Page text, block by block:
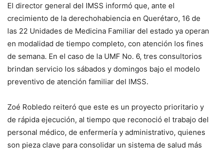
El director general del IMSS informó que, ante el
crecimiento de la derechohabiencia en Querétaro, 16 de
las 22 Unidades de Medicina Familiar del estado ya operan
en modalidad de tiempo completo, con atención los fines
de semana. En el caso de la UMF No. 6, tres consultorios
brindan servicio los sábados y domingos bajo el modelo
preventivo de atención familiar del IMSS.
Zoé Robledo reiteró que este es un proyecto prioritario y
de rápida ejecución, al tiempo que reconoció el trabajo del
personal médico, de enfermería y administrativo, quienes
son pieza clave para consolidar un sistema de salud más